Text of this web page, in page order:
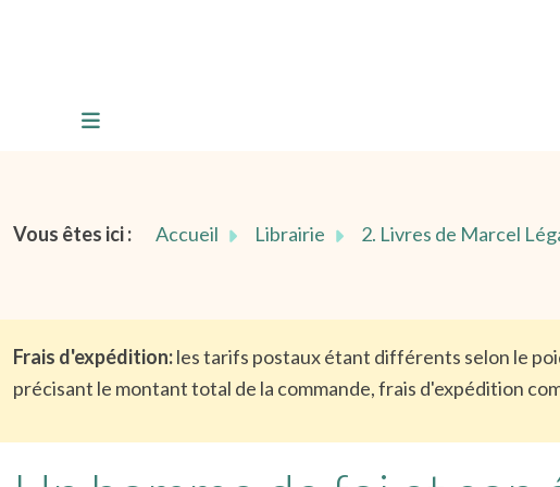
Vous êtes ici : Accueil Librairie 2. Livres de Marcel
Frais d'expédition:les tarifs postaux étant différents selon le
précisant le montant total de la commande, frais d'expédition